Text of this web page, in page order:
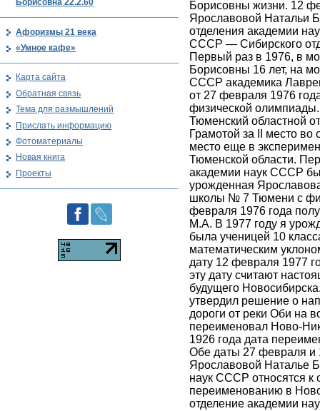
Борисовны жизни. 12
Ярославовой Натальи
отделения академии
СССР — Сибирского
Первый раз в 1976, в
Борисовны 16 лет, на
СССР академика
от 27 февраля 1976
физической
Тюменский областной
Грамотой за II место
место еще в
Тюменской области.
академии наук СССР
урожденная
школы № 7 Тюмени с
февраля 1976 года
М.А. В 1977 году я
была ученицей 10
математическим
дату 12 февраля 1977
эту дату считают
будущего
утвердил решение о
дороги от реки Оби на
переименовал Ново-
1926 года дата
Обе даты 27 февраля и
Ярославовой Наталье
наук СССР относятся к
переименованию в
отделение академии
Борисовна 22.2.60
Афоризмы 21 века
«Умное кафе»
Карта сайта
Обратная связь
Тема для размышлений
Прислать информацию
Фотоматериалы
Новая книга
Проекты